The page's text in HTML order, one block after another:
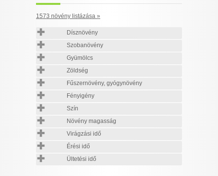
1573 növény listázása »
Dísznövény
Szobanövény
Gyümölcs
Zöldség
Fűszernövény, gyógynövény
Fényigény
Szín
Növény magasság
Virágzási idő
Érési idő
Ültetési idő